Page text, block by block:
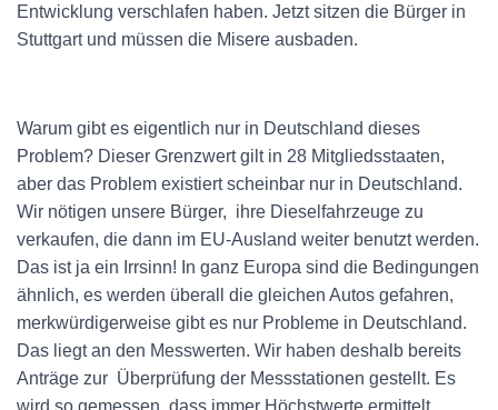
Entwicklung verschlafen haben. Jetzt sitzen die Bürger in
Stuttgart und müssen die Misere ausbaden.
Warum gibt es eigentlich nur in Deutschland dieses
Problem? Dieser Grenzwert gilt in 28 Mitgliedsstaaten,
aber das Problem existiert scheinbar nur in Deutschland.
Wir nötigen unsere Bürger, ihre Dieselfahrzeuge zu
verkaufen, die dann im EU-Ausland weiter benutzt werden.
Das ist ja ein Irrsinn! In ganz Europa sind die Bedingungen
ähnlich, es werden überall die gleichen Autos gefahren,
merkwürdigerweise gibt es nur Probleme in Deutschland.
Das liegt an den Messwerten. Wir haben deshalb bereits
Anträge zur Überprüfung der Messstationen gestellt. Es
wird so gemessen, dass immer Höchstwerte ermittelt